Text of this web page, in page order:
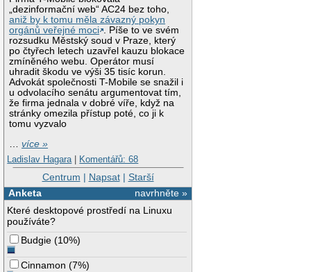
„dezinformační web“ AC24 bez toho,
aniž by k tomu měla závazný pokyn
orgánů veřejné moci . Píše to ve svém
rozsudku Městský soud v Praze, který
po čtyřech letech uzavřel kauzu blokace
zmíněného webu. Operátor musí
uhradit škodu ve výši 35 tisíc korun.
Advokát společnosti T-Mobile se snažil i
u odvolacího senátu argumentovat tím,
že firma jednala v dobré víře, když na
stránky omezila přístup poté, co ji k
tomu vyzvalo
…více »
Ladislav Hagara | Komentářů: 68
Centrum | Napsat| Starší
navrhněte »
Anketa
Které desktopové prostředí na Linuxu
používáte?
Budgie (10%)
Cinnamon (7%)